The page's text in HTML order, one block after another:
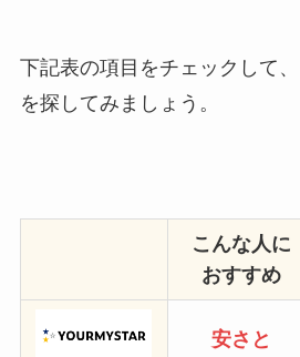
下記表の項目をチェックして
を探してみましょう。
こんな人に
おすすめ
安さと